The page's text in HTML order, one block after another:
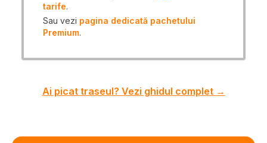
tarife.
Sau vezi pagina dedicată pachetului
Premium.
Ai picat traseul? Vezi ghidul complet →